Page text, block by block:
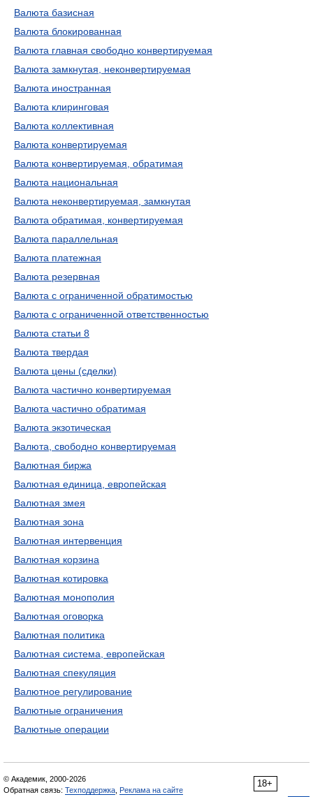
Валюта базисная
Валюта блокированная
Валюта главная свободно конвертируемая
Валюта замкнутая, неконвертируемая
Валюта иностранная
Валюта клиринговая
Валюта коллективная
Валюта конвертируемая
Валюта конвертируемая, обратимая
Валюта национальная
Валюта неконвертируемая, замкнутая
Валюта обратимая, конвертируемая
Валюта параллельная
Валюта платежная
Валюта резервная
Валюта с ограниченной обратимостью
Валюта с ограниченной ответственностью
Валюта статьи 8
Валюта твердая
Валюта цены (сделки)
Валюта частично конвертируемая
Валюта частично обратимая
Валюта экзотическая
Валюта, свободно конвертируемая
Валютная биржа
Валютная единица, европейская
Валютная змея
Валютная зона
Валютная интервенция
Валютная корзина
Валютная котировка
Валютная монополия
Валютная оговорка
Валютная политика
Валютная система, европейская
Валютная спекуляция
Валютное регулирование
Валютные ограничения
Валютные операции
18+
© Академик, 2000-2026
Обратная связь: Техподдержка Реклама на сайте